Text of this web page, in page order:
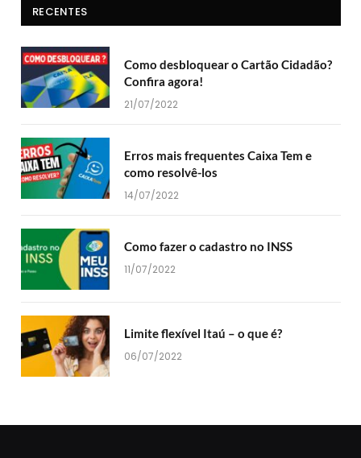
RECENTES
Como desbloquear o Cartão Cidadão?
Confira agora!
21/07/2022
Erros mais frequentes Caixa Tem e
como resolvê-los
14/07/2022
Como fazer o cadastro no INSS
11/07/2022
Limite flexível Itaú – o que é?
06/07/2022